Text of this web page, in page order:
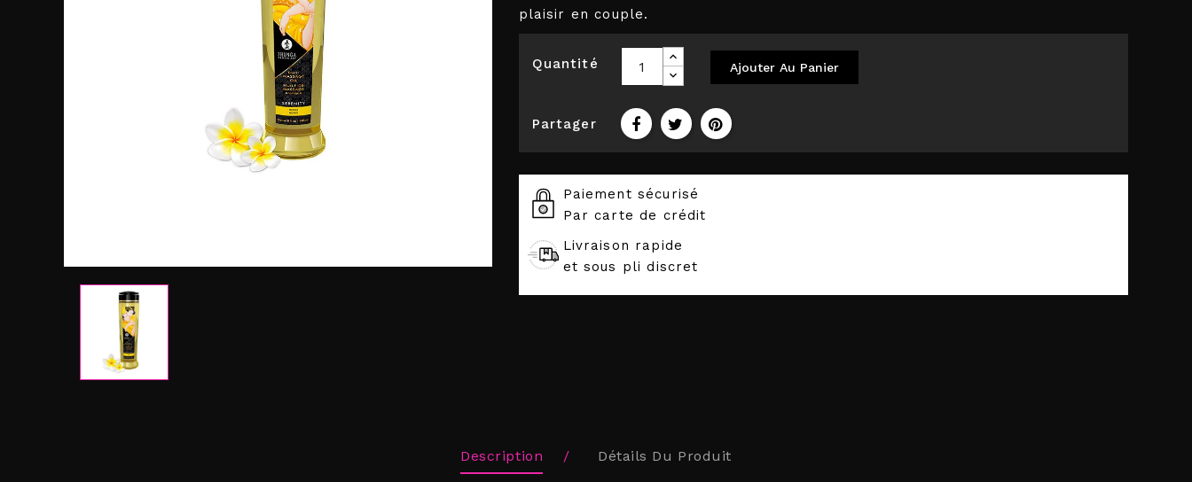
plaisir en couple.
Quantité Ajouter Au Panier
Partager
Paiement sécurisé
Par carte de crédit
Livraison rapide
et sous pli discret
Description Détails Du Produit